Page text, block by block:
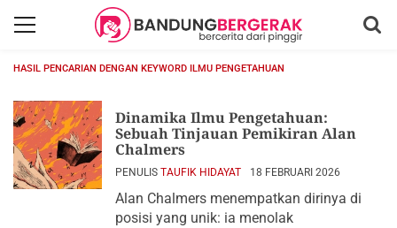
HASIL PENCARIAN DENGAN KEYWORD ILMU PENGETAHUAN
Dinamika Ilmu Pengetahuan:
Sebuah Tinjauan Pemikiran Alan
Chalmers
PENULIS TAUFIK HIDAYAT 18 FEBRUARI 2026
Alan Chalmers menempatkan dirinya di
posisi yang unik: ia menolak